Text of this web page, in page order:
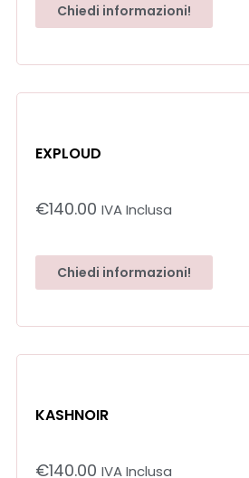
Chiedi informazioni!
EXPLOUD
€140.00 IVA Inclusa
Chiedi informazioni!
KASHNOIR
€140.00 IVA Inclusa